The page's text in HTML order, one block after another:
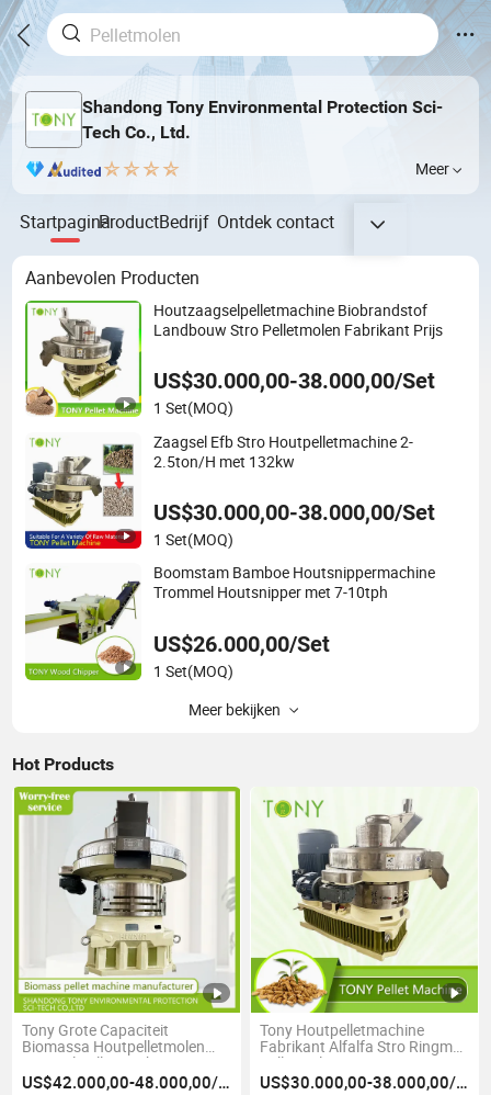
Shandong Tony Environmental Protection Sci-
Tech Co., Ltd.
Meer
StartpaginaProductBedrijf Ontdekcontact
Aanbevolen Producten
Houtzaagselpelletmachine Biobrandstof
Landbouw Stro Pelletmolen Fabrikant Prijs
US$30.000,00-38.000,00/Set
1 Set(MOQ)
Zaagsel Efb Stro Houtpelletmachine 2-
2.5ton/H met 132kw
US$30.000,00-38.000,00/Set
1 Set(MOQ)
Boomstam Bamboe Houtsnippermachine
Trommel Houtsnipper met 7-10tph
US$26.000,00/Set
1 Set(MOQ)
Meer bekijken
Hot Products
Tony Grote Capaciteit
Biomassa Houtpelletmolen
Zaagsel Pelletmachine Prijs
US$42.000,00-48.000,00/Set
Tony Houtpelletmachine
Fabrikant Alfalfa Stro Ringmat
Pelletmolen
US$30.000,00-38.000,00/Set